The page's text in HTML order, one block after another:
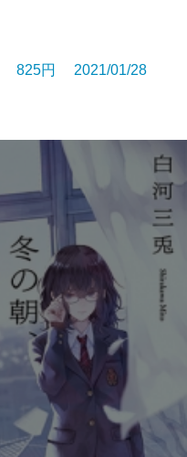
825円 2021/01/28